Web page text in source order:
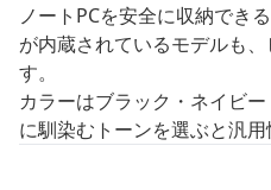
ノートPCを安全に収納できる
が内蔵されているモデルも
す。
カラーはブラック・ネイビ
に馴染むトーンを選ぶと汎用